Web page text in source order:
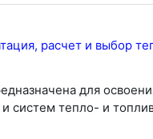
расчет и выбор
для
и систем тепло- и